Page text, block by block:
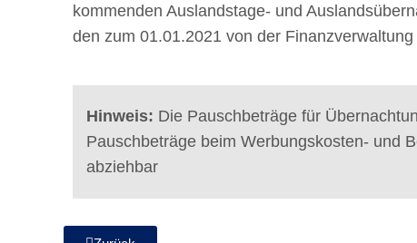
kommenden Auslandstage- und
den zum 01.01.2021 von der
Hinweis: Die Pauschbeträge für
Pauschbeträge beim Werbungskosten- und
abziehbar